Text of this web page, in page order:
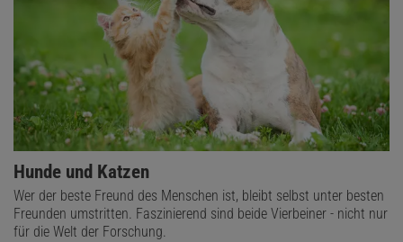
Hunde und Katzen
Wer der beste Freund des Menschen ist, bleibt selbst unter besten
Freunden umstritten. Faszinierend sind beide Vierbeiner - nicht nur
für die Welt der Forschung.